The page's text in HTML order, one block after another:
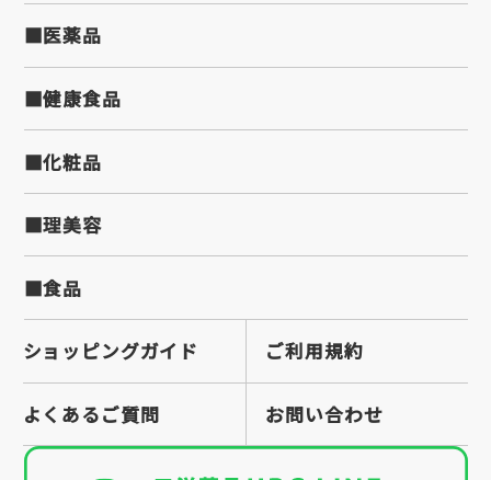
■医薬品
■健康食品
■化粧品
■理美容
■食品
ショッピングガイド ご利用規約
よくあるご質問 お問い合わせ